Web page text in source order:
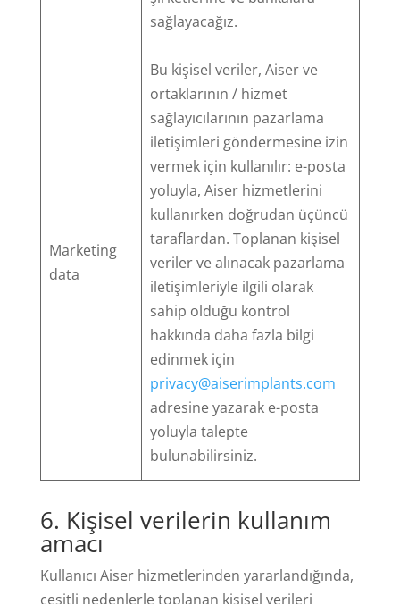
sağlayacağız.
Marketing
data
Bu kişisel veriler, Aiser ve
ortaklarının / hizmet
sağlayıcılarının pazarlama
iletişimleri göndermesine izin
vermek için kullanılır: e-posta
yoluyla, Aiser hizmetlerini
kullanırken doğrudan üçüncü
taraflardan. Toplanan kişisel
veriler ve alınacak pazarlama
iletişimleriyle ilgili olarak
sahip olduğu kontrol
hakkında daha fazla bilgi
edinmek için
privacy@aiserimplants.com
adresine yazarak e-posta
yoluyla talepte
bulunabilirsiniz.
6. Kişisel verilerin kullanım
amacı
Kullanıcı Aiser hizmetlerinden yararlandığında,
çeşitli nedenlerle toplanan kişisel verileri